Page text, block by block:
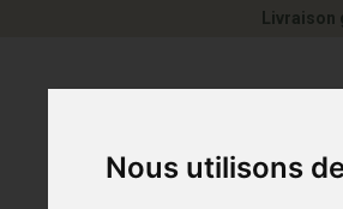
Nous utilisons